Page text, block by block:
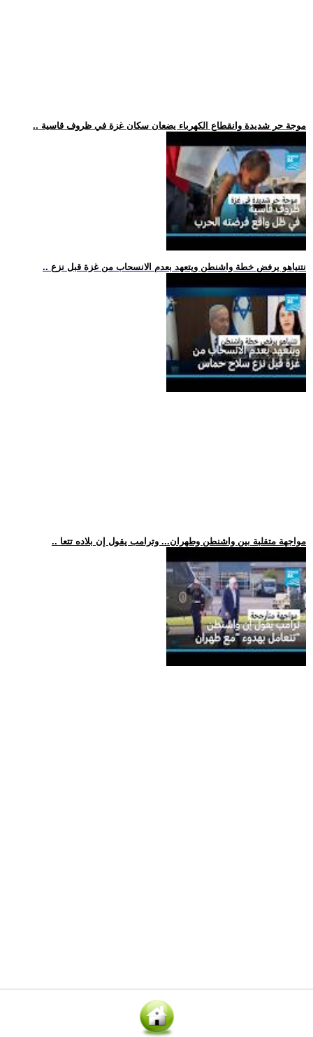
.. موجة حر شديدة وانقطاع الكهرباء يضعان سكان غزة في ظروف قاسية
.. نتنياهو يرفض خطة واشنطن ويتعهد بعدم الانسحاب من غزة قبل نزع
.. مواجهة متقلبة بين واشنطن وطهران... وترامب يقول إن بلاده تتعا